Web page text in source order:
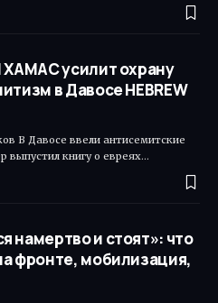
усилит охрану
в Давосе HEBREW
В Давосе ввели антисемитские
выпустил книгу о евреях…
намертво и стоят»: что
фронте, мобилизация,